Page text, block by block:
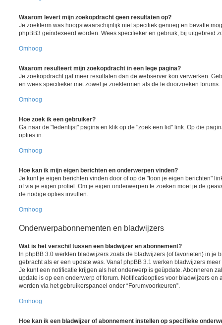
Waarom levert mijn zoekopdracht geen resultaten op?
Je zoekterm was hoogstwaarschijnlijk niet specifiek genoeg en bevatte
phpBB3 geïndexeerd worden. Wees specifieker en gebruik, bij uitgebreid
Omhoog
Waarom resulteert mijn zoekopdracht in een lege pagina?
Je zoekopdracht gaf meer resultaten dan de webserver kon verwerken.
en wees specifieker met zowel je zoektermen als de te doorzoeken forums.
Omhoog
Hoe zoek ik een gebruiker?
Ga naar de "ledenlijst" pagina en klik op de "zoek een lid" link. Op die
opties in.
Omhoog
Hoe kan ik mijn eigen berichten en onderwerpen vinden?
Je kunt je eigen berichten vinden door of op de "toon je eigen berichten"
of via je eigen profiel. Om je eigen onderwerpen te zoeken moet je de
de nodige opties invullen.
Omhoog
Onderwerpabonnementen en bladwijzers
Wat is het verschil tussen een bladwijzer en abonnement?
In phpBB 3.0 werkten bladwijzers zoals de bladwijzers (of favorieten) in je
gebracht als er een update was. Vanaf phpBB 3.1 werken bladwijzers
Je kunt een notificatie krijgen als het onderwerp is geüpdate. Abonneren
update is op een onderwerp of forum. Notificatieopties voor bladwijzers en
worden via het gebruikerspaneel onder “Forumvoorkeuren”.
Omhoog
Hoe kan ik een bladwijzer of abonnement instellen op specifieke